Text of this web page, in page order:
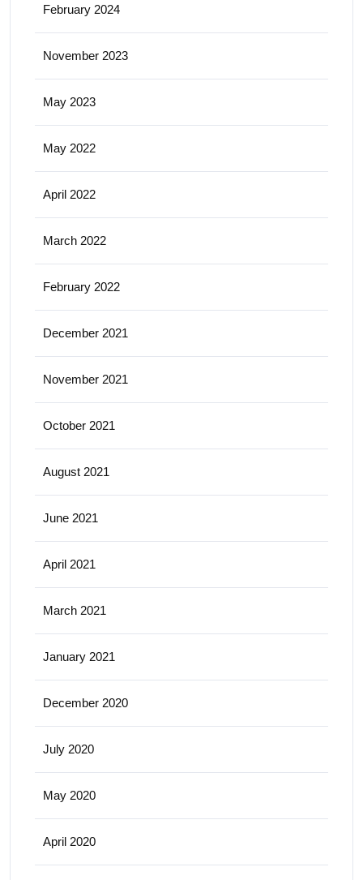
February 2024
November 2023
May 2023
May 2022
April 2022
March 2022
February 2022
December 2021
November 2021
October 2021
August 2021
June 2021
April 2021
March 2021
January 2021
December 2020
July 2020
May 2020
April 2020